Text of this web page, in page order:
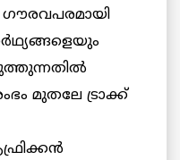
മുതലേ ട്രാക്ക്